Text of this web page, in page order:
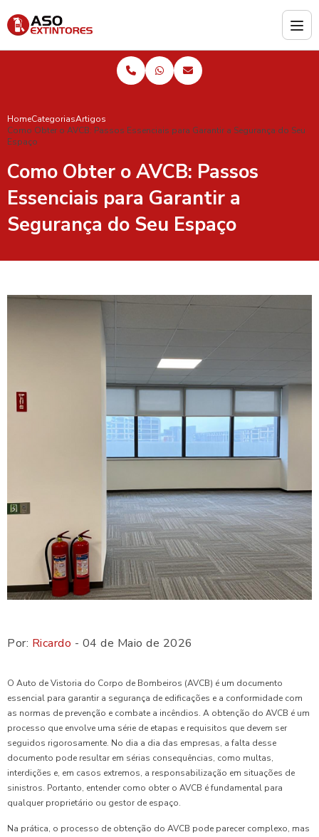
HomeCategoriasArtigos
Como Obter o AVCB: Passos Essenciais para Garantir a Segurança do Seu
Espaço
Como Obter o AVCB: Passos
Essenciais para Garantir a
Segurança do Seu Espaço
Por: Ricardo - 04 de Maio de 2026
O Auto de Vistoria do Corpo de Bombeiros (AVCB) é um documento
essencial para garantir a segurança de edificações e a conformidade com
as normas de prevenção e combate a incêndios. A obtenção do AVCB é um
processo que envolve uma série de etapas e requisitos que devem ser
seguidos rigorosamente. No dia a dia das empresas, a falta desse
documento pode resultar em sérias consequências, como multas,
interdições e, em casos extremos, a responsabilização em situações de
sinistros. Portanto, entender como obter o AVCB é fundamental para
qualquer proprietário ou gestor de espaço.
Na prática, o processo de obtenção do AVCB pode parecer complexo, mas